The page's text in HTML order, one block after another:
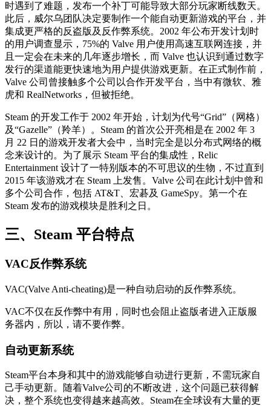
时遇到了难题，发布一个补丁可能导致大部分玩家断线数天。
此后，威尔乌团队决定要制作一个能自动更新游戏的平台，并
集成更严格的反盗版及反作弊系统。2002 年公布开发计划时
的用户调查显示，75%的 Valve 用户使用高速互联网连接，并
且一定会在未来的几年逐步增长，而 Valve 也认识到通过数字
发行的渠道能更快速地为用户提供游戏更新。在正式制作前，
Valve 公司曾接触多个公司以合作开发平台，当中有微软、雅
虎和 RealNetworks，但被拒绝。
Steam 的开发工作于 2002 年开始，计划为代号“Grid”（网格）
及“Gazelle”（羚羊）。Steam 的首次公开亮相是在 2002 年 3
月 22 日的游戏开发者大会中，当时完全是以分布式网络的概
念来设计的。为了展示 Steam 平台的集成性，Relic
Entertainment 设计了一特别版本的不可思议的生物，不过直到
2015 年该游戏才在 Steam 上发售。Valve 公司在此计划中曾和
多个公司合作，包括 AT&T、宏碁及 GameSpy。第一个在
Steam 发布的游戏模块是胜利之日。
三、Steam 平台特点
VAC反作弊系统
VAC(Valve Anti-cheating)是一种自动启动的反作弊系统。
VAC不仅在反作弊中有用，同时也会阻止盗版者进入正版服
务器内，所以，请不要作弊。
自动更新系统
Steam平台本身和其中的游戏能够自动进行更新，不需玩家自
己手动更新。随着Valve公司的不断改进，这个问题已获得解
决，整个系统也变得越来越高效。Steam在全球设有大量的更